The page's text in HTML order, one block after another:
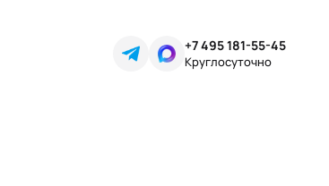
+7 495 181-55-45
Круглосуточно